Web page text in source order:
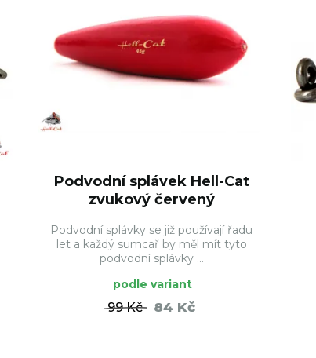
Podvodní splávek Hell-Cat
zvukový červený
Podvodní splávky se již používají řadu
let a každý sumcař by měl mít tyto
podvodní splávky ...
podle variant
99 Kč 84 Kč